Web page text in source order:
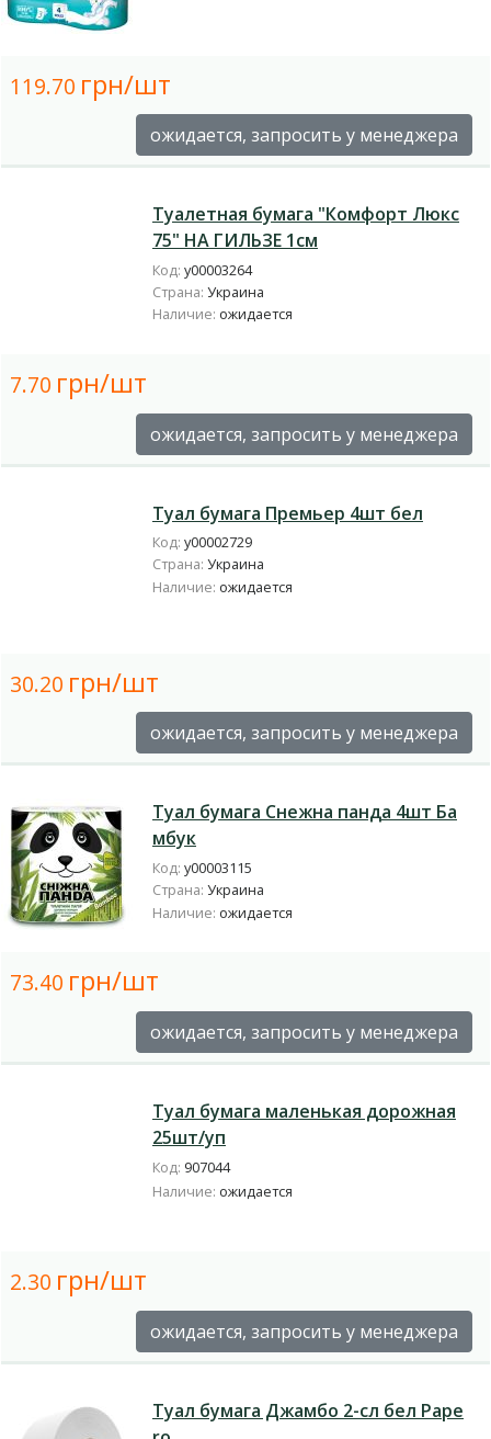
119.70 грн/шт
ожидается, запросить у менеджера
Туалетная бумага "Комфорт Люкс
75" НА ГИЛЬЗЕ 1см
Код: у00003264
Страна: Украина
Наличие: ожидается
7.70 грн/шт
ожидается, запросить у менеджера
Туал бумага Премьер 4шт бел
Код: у00002729
Страна: Украина
Наличие: ожидается
30.20 грн/шт
ожидается, запросить у менеджера
Туал бумага Снежна панда 4шт Ба
мбук
Код: у00003115
Страна: Украина
Наличие: ожидается
73.40 грн/шт
ожидается, запросить у менеджера
Туал бумага маленькая дорожная
25шт/уп
Код: 907044
Наличие: ожидается
2.30 грн/шт
ожидается, запросить у менеджера
Туал бумага Джамбо 2-сл бел Pape